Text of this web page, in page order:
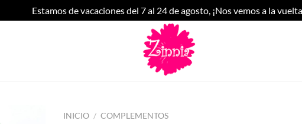
Estamos de vacaciones del 7 al 24 de agosto, ¡Nos vemos a la
INICIO / COMPLEMENTOS